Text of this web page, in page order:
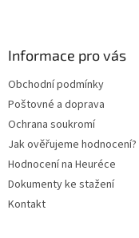
Informace pro vás
Obchodní podmínky
Poštovné a doprava
Ochrana soukromí
Jak ověřujeme hodnocení?
Hodnocení na Heuréce
Dokumenty ke stažení
Kontakt